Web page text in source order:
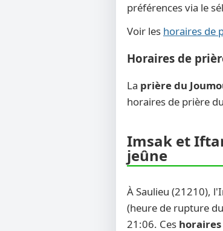
préférences via le
Voir les horaires de
Horaires de
La prière du
horaires de prière
Imsak et
jeûne
À Saulieu (21210),
(heure de rupture
21:06. Ces